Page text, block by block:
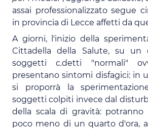
assai professionalizzato segue
in provincia di Lecce affetti da
A giorni, l'inizio della
Cittadella della Salute, su un
soggetti c.detti "normali"
presentano sintomi disfagici: in
si proporrà la
soggetti colpiti invece dal
della scala di gravità:
poco meno di un quarto d'ora,